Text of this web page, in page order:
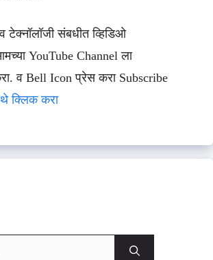
टेक्नॉलॉजी संबधीत व्हिडिओ
YouTube Channel ला
व Bell Icon प्रेस करा Subscribe
क्लिक करा